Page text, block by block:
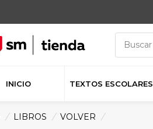
INICIO TEXTOS ESCOLARES
/ LIBROS / VOLVER /